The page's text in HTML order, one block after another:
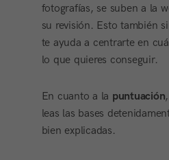
fotografías, se suben a la
su revisión. Esto también
te ayuda a centrarte en
lo que quieres conseguir.
En cuanto a la puntuación
leas las bases
bien explicadas.